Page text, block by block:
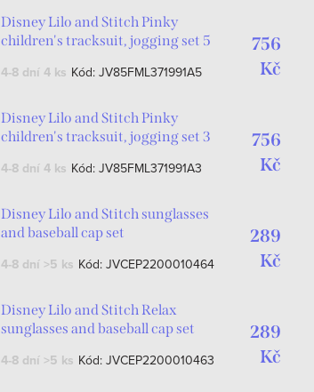
Disney Lilo and Stitch Pinky
children's tracksuit, jogging set 5
4-8 dní 4 ks Kód: JV85FML371991A5
756
Kč
Disney Lilo and Stitch Pinky
children's tracksuit, jogging set 3
4-8 dní 4 ks Kód: JV85FML371991A3
756
Kč
Disney Lilo and Stitch sunglasses
and baseball cap set
4-8 dní >5 ks Kód: JVCEP2200010464
289
Kč
Disney Lilo and Stitch Relax
sunglasses and baseball cap set
4-8 dní >5 ks Kód: JVCEP2200010463
289
Kč